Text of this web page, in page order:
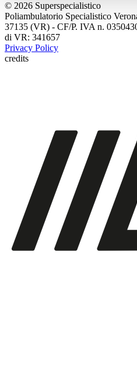
© 2026 Superspecialistico
Poliambulatorio Specialistico
37135 (VR) - CF/P. IVA n.
di VR: 341657
Privacy Policy
credits